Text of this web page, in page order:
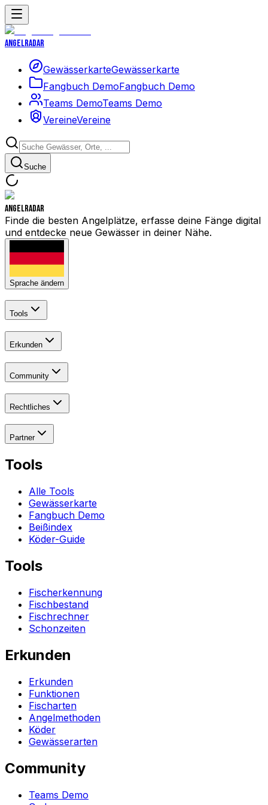
Angelradar
GewässerkarteGewässerkarte
Fangbuch DemoFangbuch Demo
Teams DemoTeams Demo
VereineVereine
Suche
Angelradar
Finde die besten Angelplätze, erfasse deine Fänge digital
und entdecke neue Gewässer in deiner Nähe.
Sprache ändern
Tools
Erkunden
Community
Rechtliches
Partner
Tools
Alle Tools
Gewässerkarte
Fangbuch Demo
Beißindex
Köder-Guide
Tools
Fischerkennung
Fischbestand
Fischrechner
Schonzeiten
Erkunden
Erkunden
Funktionen
Fischarten
Angelmethoden
Köder
Gewässerarten
Community
Teams Demo